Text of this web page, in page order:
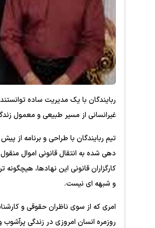
غیرانسانی از مسیر طبیعی و معمول
تیم ربایندگان با طراحی و برنامه
دهی شده به انتقال قانونی اموال
کارگزاران قانونی این نهادها،
و شبهه ای نیست.
امری که از سوی ناظران حقوقی و
روزمره انسان امروزی در زندگی پرآشوب